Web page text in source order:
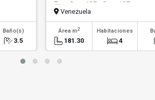
Baño(s)
3.5
Est+Serv/3B+Serv/2E
Venezuela
Área m2
181.30
Habitaciones
4